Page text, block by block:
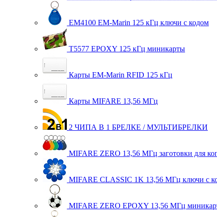
EM4100 EM-Marin 125 кГц ключи с кодом
T5577 EPOXY 125 кГц миникарты
Карты EM-Marin RFID 125 кГц
Карты MIFARE 13,56 МГц
2 ЧИПА В 1 БРЕЛКЕ / МУЛЬТИБРЕЛКИ
MIFARE ZERO 13,56 МГц заготовки для
MIFARE CLASSIC 1K 13,56 МГц ключи с
MIFARE ZERO EPOXY 13,56 МГц